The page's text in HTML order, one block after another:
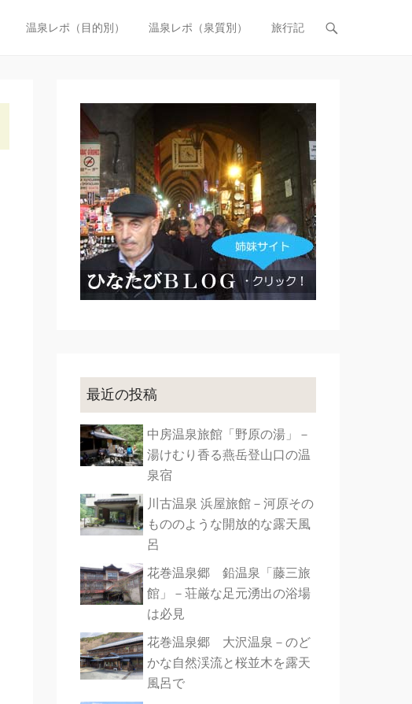
温泉レポ（目的別） 温泉レポ（泉質別） 旅行記
最近の投稿
中房温泉旅館「野原の湯」－
湯けむり香る燕岳登山口の温
泉宿
川古温泉 浜屋旅館－河原その
もののような開放的な露天風
呂
花巻温泉郷 鉛温泉「藤三旅
館」－荘厳な足元湧出の浴場
は必見
花巻温泉郷 大沢温泉－のど
かな自然渓流と桜並木を露天
風呂で